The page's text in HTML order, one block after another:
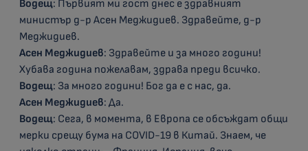
Водещ: Първият ми гост днес е здравният
министър д-р Асен Меджидиев. Здравейте, д-р
Меджидиев.
Асен Меджидиев: Здравейте и за много години!
Хубава година пожелавам, здрава преди всичко.
Водещ: За много години! Бог да е с нас, да.
Асен Меджидиев: Да.
Водещ: Сега, в момента, в Европа се обсъждат общи
мерки срещу бума на COVID-19 в Китай. Знаем, че